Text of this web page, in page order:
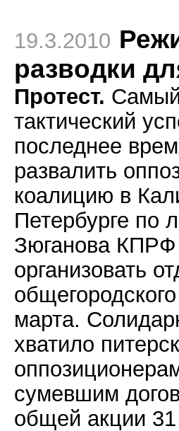
19.3.2010
разводки
Протест.
тактический
последнее
развалить
коалицию в
Петербурге по
Зюганова
организовать
марта.
хватило
сумевшим
общей акции